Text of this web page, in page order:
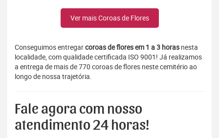
Ver mais Coroas de Flores
Conseguimos entregarcoroas de flores em 1 a 3 horas nesta
localidade, com qualidade certificada ISO 9001! Já realizamos
a entrega de mais de 770 coroas de flores neste cemitério ao
longo de nossa trajetória.
Fale agora com nosso
atendimento 24 horas!